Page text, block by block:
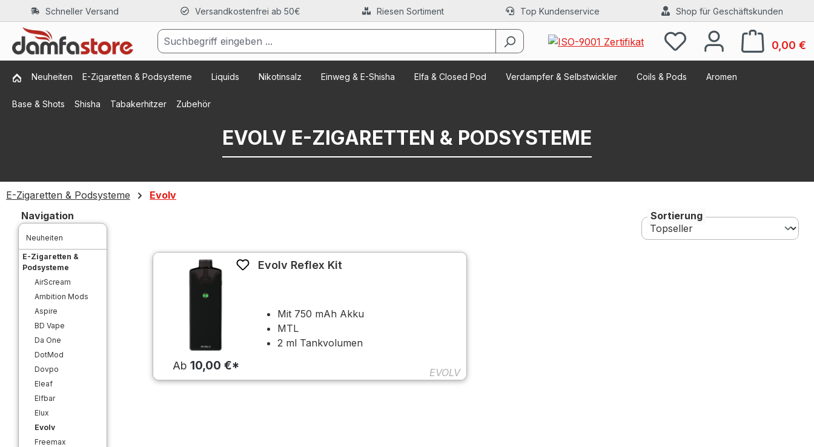
Hauptinhalt springen
Zur Suche springen
Zur Hauptnavigation springen
Schneller Versand Versandkostenfrei ab 50€ Riesen Sortiment Top Kundenservice Shop für Geschäftskunden
0,00 €
Neuheiten E-Zigaretten & Podsysteme Liquids Nikotinsalz Einweg & E-Shisha Elfa & Closed Pod Verdampfer & Selbstwickler Coils & Pods Aromen
Base & Shots Shisha Tabakerhitzer Zubehör
EVOLV E-ZIGARETTEN & PODSYSTEME
E-Zigaretten & Podsysteme
Evolv
Navigation
Neuheiten
E-Zigaretten &
Podsysteme
AirScream
Ambition Mods
Aspire
BD Vape
Da One
DotMod
Dovpo
Eleaf
Elfbar
Elux
Evolv
Freemax
Sortierung
Ab 10,00 €*
Evolv Reflex Kit
Mit 750 mAh Akku
MTL
2 ml Tankvolumen
EVOLV